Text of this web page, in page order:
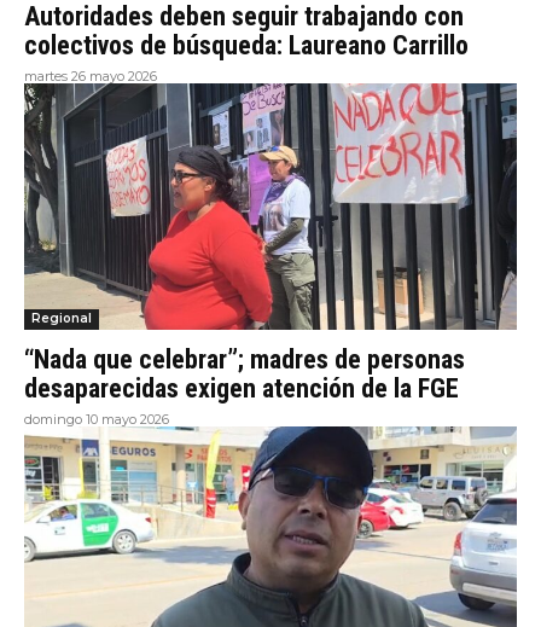
Autoridades deben seguir trabajando con
colectivos de búsqueda: Laureano Carrillo
martes 26 mayo 2026
Regional
“Nada que celebrar”; madres de personas
desaparecidas exigen atención de la FGE
domingo 10 mayo 2026